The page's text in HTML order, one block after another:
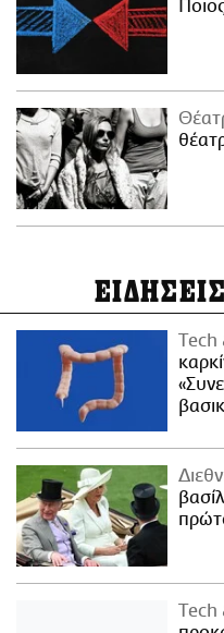
ΕΙΔΗΣΕΙΣ
Τech
Τech